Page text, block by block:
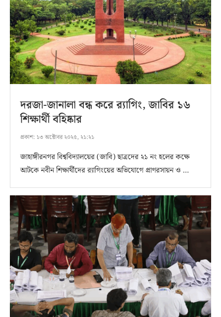
দরজা-জানালা বন্ধ করে র‍্যাগিং, জাবির ১৬
শিক্ষার্থী বহিষ্কার
প্রকাশ: ১৩ অক্টোবর ২০২৫, ২১:২১
জাহাঙ্গীরনগর বিশ্ববিদ্যালয়ের (জাবি) ছাত্রদের ২১ নং হলের কক্ষে
আটকে নবীন শিক্ষার্থীদের র‍্যাগিংয়ের অভিযোগে প্রাণরসায়ন ও …